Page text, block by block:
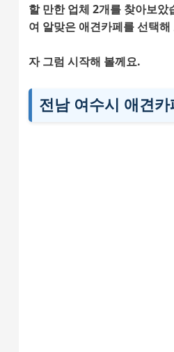
할 만한 업체 2개를 찾아보
여 알맞은 애견카페를 선택해
자 그럼 시작해 볼께요.
전남 여수시 애견카